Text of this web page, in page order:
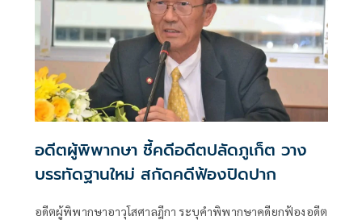
อดีตผู้พิพากษา ชี้คดีอดีตปลัดภูเก็ต วาง
บรรทัดฐานใหม่ สกัดคดีฟ้องปิดปาก
อดีตผู้พิพากษาอาวุโสศาลฎีกา ระบุคำพิพากษาคดียกฟ้องอดีต